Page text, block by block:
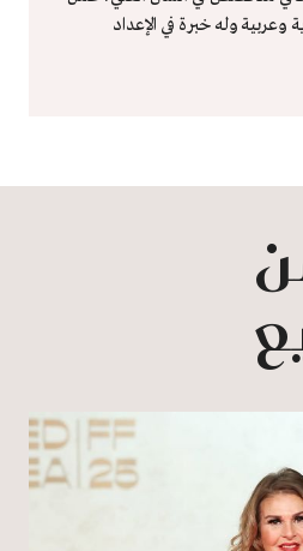
وله خبرة في الإعداد